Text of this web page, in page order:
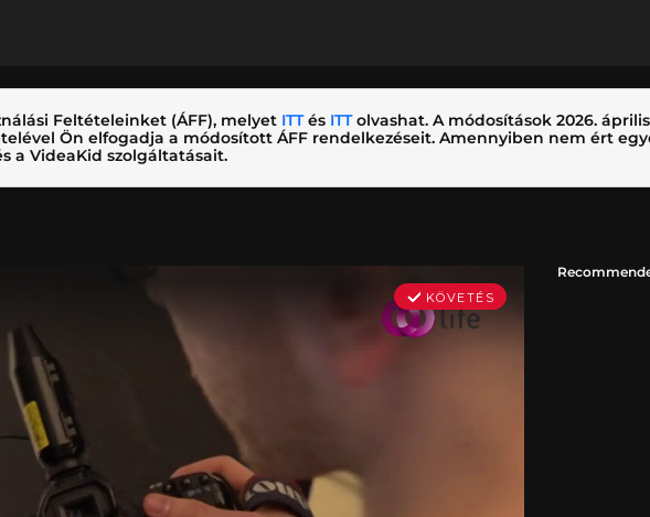
Feltételeinket (ÁFF), melyet ITTés ITTolvashat. A módosítások 2026.
Ön elfogadja a módosított ÁFF rendelkezéseit. Amennyiben nem ért
a VideaKid szolgáltatásait.